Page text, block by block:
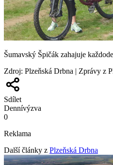
Šumavský Špičák zahajuje
Zdroj: Plzeňská Drbna | Zprávy z
Sdílet
Dennívýzva
0
Reklama
Další články z Plzeňská Drbna